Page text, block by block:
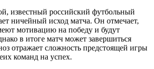
известный российский футбольный
ничейный исход матча. Он отмечает,
мотивацию на победу и будут
в итоге матч может завершиться
отражает сложность предстоящей игры
команд на успех.